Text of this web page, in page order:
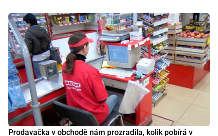
Prodavačka v obchodě nám prozradila, kolik pobírá v